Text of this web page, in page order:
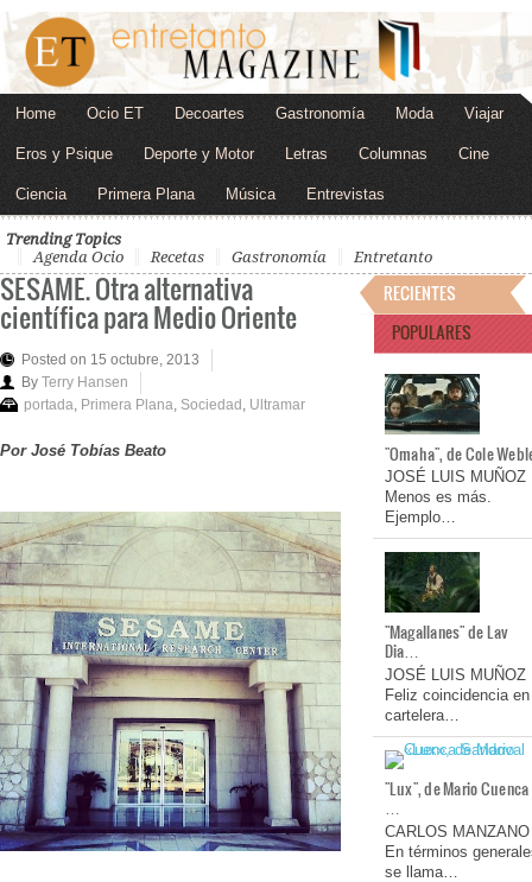
Home Ocio ET Decoartes Gastronomía Moda Viajar
Eros y Psique Deporte y Motor Letras Columnas Cine
Ciencia Primera Plana Música Entrevistas
Trending Topics
Agenda Ocio
Recetas Gastronomía Entretanto
SESAME. Otra alternativa
científica para Medio Oriente
Posted on 15 octubre, 2013
By Terry Hansen
portada Primera Plana Sociedad Ultramar
Por José Tobías Beato
RECIENTES
POPULARES
"Omaha", de Cole
JOSÉ LUIS MUÑOZ
Menos es más.
Ejemplo…
"Magallanes" de Lav
Dia…
JOSÉ LUIS MUÑOZ
Feliz coincidencia en
cartelera…
"Lux", de Mario Cuenca
…
CARLOS MANZANO
En términos
se llama…